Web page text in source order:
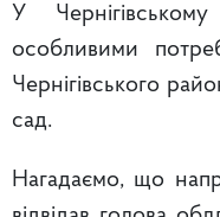
У
особливими
Чернігівського
сад.
Нагадаємо, що